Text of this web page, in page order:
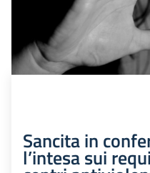
Sancita in
l’intesa sui